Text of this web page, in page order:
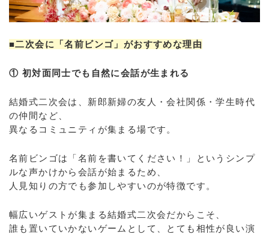
■二次会に「名前ビンゴ」がおすすめな理由
① 初対面同士でも自然に会話が生まれる
結婚式二次会は、新郎新婦の友人・会社関係・学生時代
の仲間など、
異なるコミュニティが集まる場です。
名前ビンゴは「名前を書いてください！」というシンプ
ルな声かけから会話が始まるため、
人見知りの方でも参加しやすいのが特徴です。
幅広いゲストが集まる結婚式二次会だからこそ、
誰も置いていかないゲームとして、とても相性が良い演